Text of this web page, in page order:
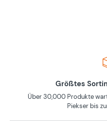
Größtes
Über 30,000 Produkte
Piekser bis